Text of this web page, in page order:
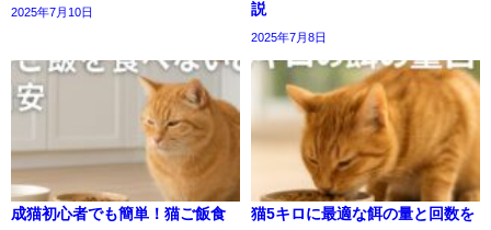
2025年7月10日
説
2025年7月8日
成猫初心者でも簡単！猫ご飯食
猫5キロに最適な餌の量と回数を